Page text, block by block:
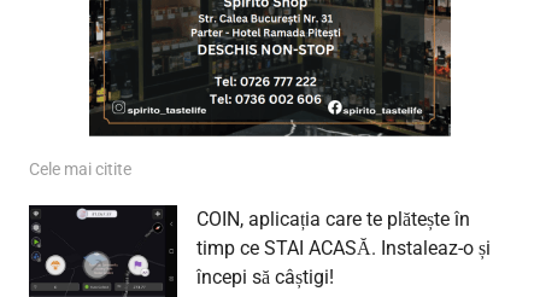
Cele mai citite
COIN, aplicația care te plătește în
timp ce STAI ACASĂ. Instaleaz-o și
începi să câștigi!